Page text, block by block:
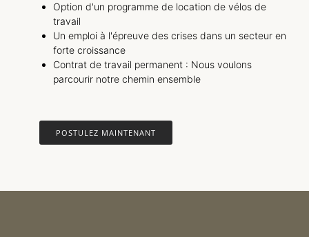
Option d'un programme de location de vélos de
travail
Un emploi à l'épreuve des crises dans un secteur en
forte croissance
Contrat de travail permanent : Nous voulons
parcourir notre chemin ensemble
POSTULEZ MAINTENANT